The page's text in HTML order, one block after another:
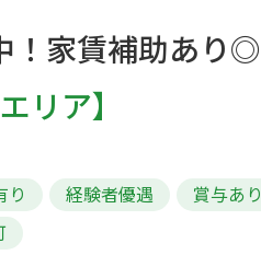
！家賃補助あり◎
リア】
り 経験者優遇 賞与あり